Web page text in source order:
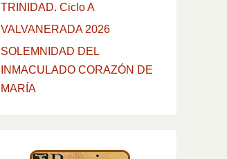
TRINIDAD. Ciclo A
VALVANERADA 2026
SOLEMNIDAD DEL
INMACULADO CORAZÓN DE
MARÍA